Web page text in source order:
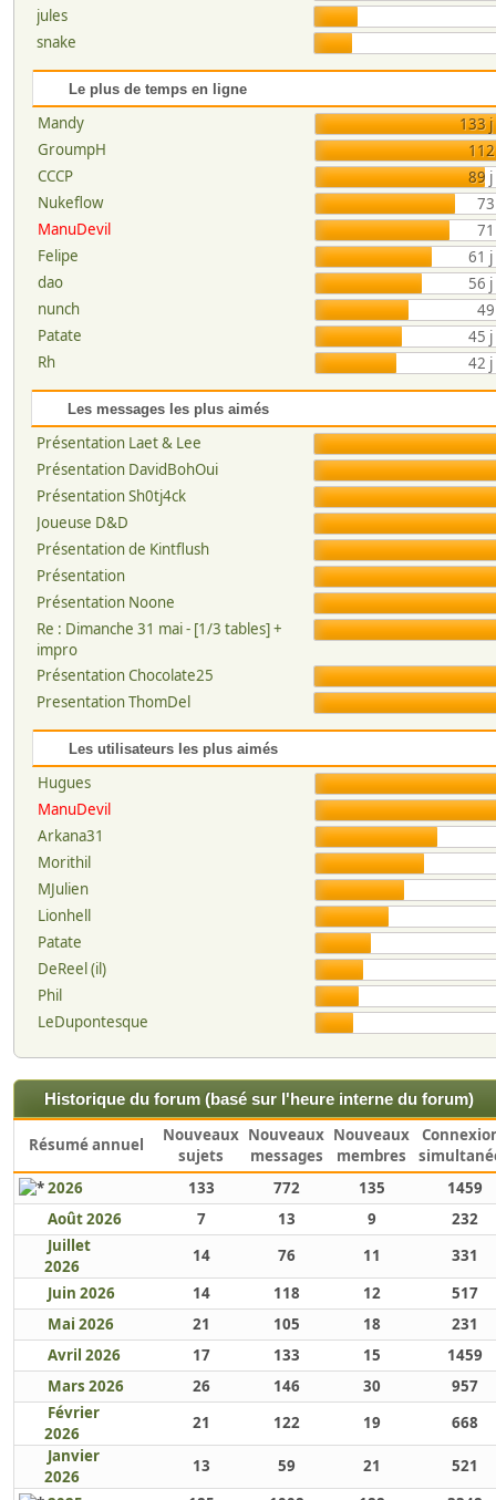
jules
snake
Le plus de temps en ligne
Mandy
133 j
GroumpH
CCCP
89 j
Nukeflow
ManuDevil
Felipe
61 j
dao
56
nunch
Patate
45 j
Rh
42 j
Les messages les plus aimés
Présentation Laet & Lee
Présentation DavidBohOui
Présentation Sh0tj4ck
Joueuse D&D
Présentation de Kintflush
Présentation
Présentation Noone
Re : Dimanche 31 mai - [1/3 tables] +
impro
Présentation Chocolate25
Presentation ThomDel
Les utilisateurs les plus aimés
Hugues
ManuDevil
Arkana31
Morithil
MJulien
Lionhell
Patate
DeReel (il)
Phil
LeDupontesque
Historique du forum (basé sur l'heure interne du forum)
Résumé annuel
Nouveaux
sujets
Nouveaux
messages
Nouveaux
membres
2026
133 772 135
1459
Août 2026
7 13 9
232
Juillet
2026
14 76 11
331
Juin 2026
14 118 12
517
Mai 2026
21 105 18
231
Avril 2026
17 133 15
1459
Mars 2026
26 146 30
957
Février
2026
21 122 19
668
Janvier
2026
13 59 21
521